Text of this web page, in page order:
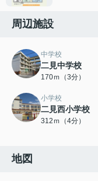
周辺施設
中学校
二見中学校
170ｍ（3分）
小学校
二見西小学校
312ｍ（4分）
地図